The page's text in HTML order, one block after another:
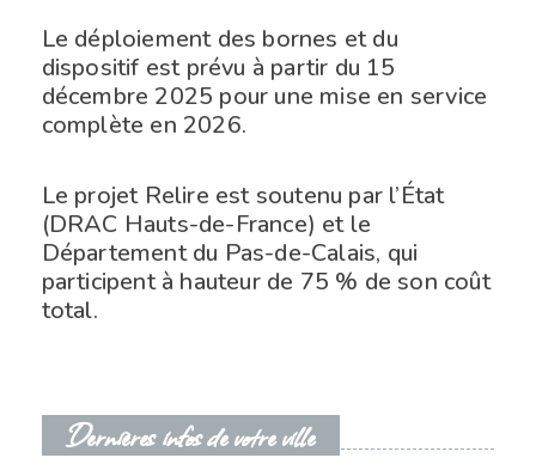
Le déploiement des bornes et du
dispositif est prévu à partir du 15
décembre 2025 pour une mise en service
complète en 2026.
Le projet Relire est soutenu par l’État
(DRAC Hauts-de-France) et le
Département du Pas-de-Calais, qui
participent à hauteur de 75 % de son coût
total.
Dernières infos de votre ville